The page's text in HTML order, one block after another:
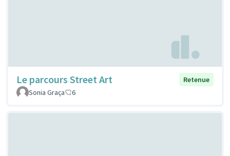
Le parcours Street Art
Retenue
Sonia Graça
6